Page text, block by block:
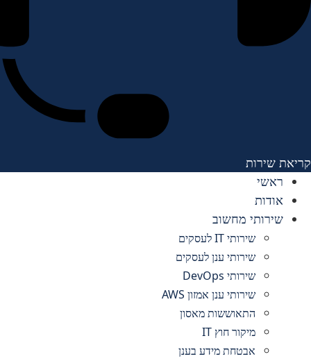
קריאת שירות
ראשי
אודות
שירותי מחשוב
שירותי IT לעסקים
שירותי ענן לעסקים
שירותי DevOps
שירותי ענן אמזון AWS
התאוששות מאסון
מיקור חוץ IT
אבטחת מידע בענן